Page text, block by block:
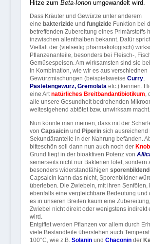
Hitze zum Beta-Iononumgewandelt wird.
Dass Kräuter und Gewürze unter anderem
eine bakterizideund fungizideFunktion bei
betreffenden Zubereitung eines Primärstoffs
inzwischen allenthalben bekannt. Dafür
Vielfalt der (vielseitig pharmakologisch)
Pflanzenanteile, besonders bei Fleisch-,
Gemüsespeisen. Am wirksamsten sind sie
in Kombination, wie wir es aus verschiednen
Gewürzmischungen (beispielsweise Curry,
Pastetengewürz, Gremolataetc.) kennen.
eine Artnatürliches Breitbandantibiotikum,
alle unsere Gesundheit bedrohenden
weitestgehend abtötet bzw. unwirksam macht.
Nun könnte man meinen, dass mit der
von Capsaicinund Piperin sich ausreichend
Sekundäranteile in der Nahrung befänden.
bitteschön soll dann nun auch noch der
Grund liegt in der bioaktiven Potenz von
seinerseits nicht nur Bakterien tötet, sondern
besonders widerstandfähigen
Capsaicin kann das nicht, Sporenbildner
überleben. Die Zwiebeln, mit ihren Senfölen,
ebenfalls eine vergleichbare Bedeutung und
es in unseren Breiten kaum eine
Zwiebel nicht direkt oder wenigstens indirekt
wird.
Entgiftet werden Pflanzen vor allem durch
viele Bestandteile überstehen auch
100°C, wie z.B. Solaninund Chaconinder